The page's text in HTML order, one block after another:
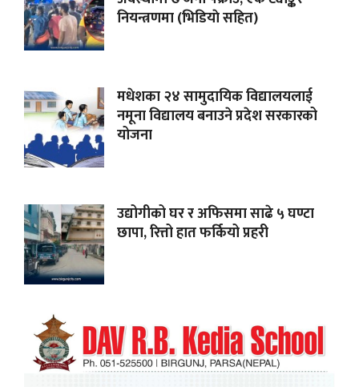
नियन्त्रणमा (भिडियाे सहित)
मधेशका २४ सामुदायिक विद्यालयलाई
नमूना विद्यालय बनाउने प्रदेश सरकारको
योजना
उद्योगीको घर र अफिसमा साढे ५ घण्टा
छापा, रित्तो हात फर्कियो प्रहरी